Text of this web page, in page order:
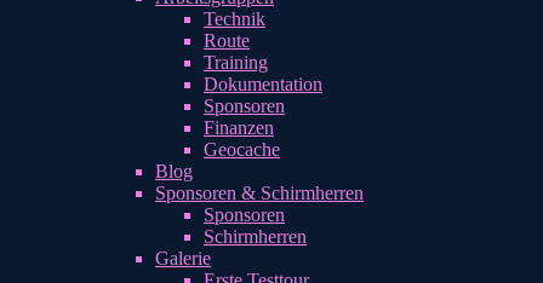
Technik
Route
Training
Dokumentation
Sponsoren
Finanzen
Geocache
Blog
Sponsoren & Schirmherren
Sponsoren
Schirmherren
Galerie